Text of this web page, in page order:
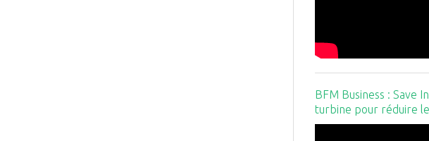
BFM Business : Save
turbine pour réduire